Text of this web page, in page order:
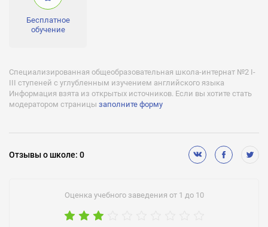
Глушко . На фотографии Анастасия Коновалова вместе с
Виктория 11 кл. Получила золотую медаль., Крокос Виктория
11 кл. Получила золотую медаль. , Пономаренко Екатерина 11
ученический олимпиад по базовым дисциплинам . Всего 5
побед в 2011 году. Лучшая ученица 2010-2011 уч.г. Получила
золотую медаль., В 2007 году учитель биологии Бендерская
А.В. стала победителем городского этапа и призером
областного этапа Всеукраинского конкурса " Учитель года -
английский, математика, физика, физическая культура,
Бесплатное
обучение
Специализированная общеобразовательная школа-интернат №2 І-
ІІІ ступеней с углубленным изучением английского языка
Информация взята из открытых источников. Если вы хотите стать
модератором страницы заполните форму
Отзывыо школе: 0
Оценка учебного заведения от 1 до 10